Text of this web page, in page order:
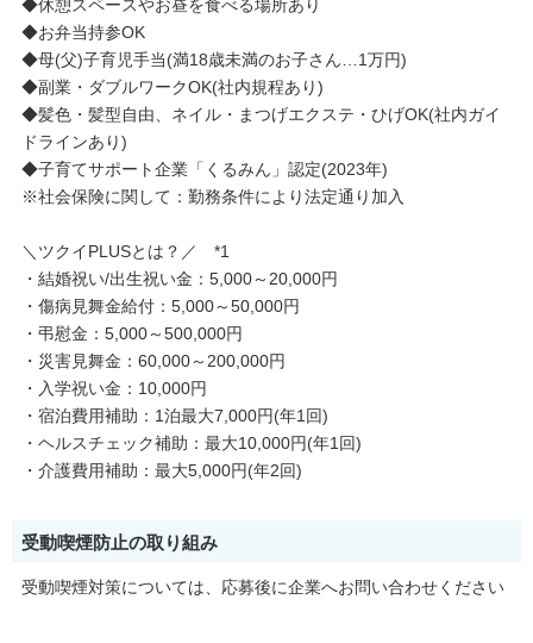
◆休憩スペースやお昼を食べる場所あり
◆お弁当持参OK
◆母(父)子育児手当(満18歳未満のお子さん…1万円)
◆副業・ダブルワークOK(社内規程あり)
◆髪色・髪型自由、ネイル・まつげエクステ・ひげOK(社内ガイ
ドラインあり)
◆子育てサポート企業「くるみん」認定(2023年)
※社会保険に関して：勤務条件により法定通り加入
＼ツクイPLUSとは？／ *1
・結婚祝い/出生祝い金：5,000～20,000円
・傷病見舞金給付：5,000～50,000円
・弔慰金：5,000～500,000円
・災害見舞金：60,000～200,000円
・入学祝い金：10,000円
・宿泊費用補助：1泊最大7,000円(年1回)
・ヘルスチェック補助：最大10,000円(年1回)
・介護費用補助：最大5,000円(年2回)
受動喫煙防止の取り組み
受動喫煙対策については、応募後に企業へお問い合わせください